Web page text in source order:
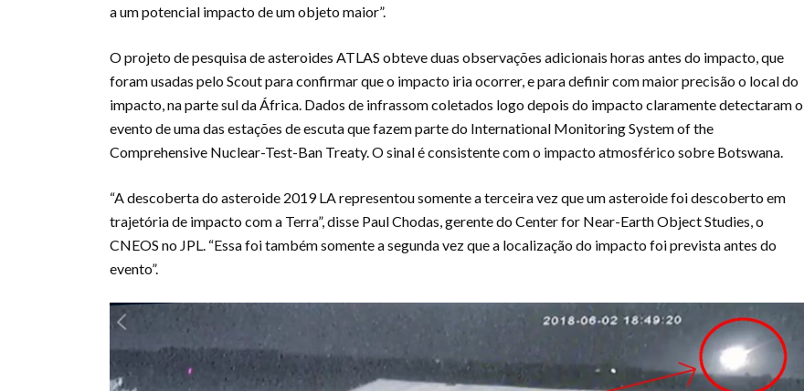
a um potencial impacto de um objeto maior”.
O projeto de pesquisa de asteroides ATLAS obteve duas observações adicionais horas antes do impacto, que
foram usadas pelo Scout para confirmar que o impacto iria ocorrer, e para definir com maior precisão o local do
impacto, na parte sul da África. Dados de infrassom coletados logo depois do impacto claramente detectaram o
evento de uma das estações de escuta que fazem parte do International Monitoring System of the
Comprehensive Nuclear-Test-Ban Treaty. O sinal é consistente com o impacto atmosférico sobre Botswana.
“A descoberta do asteroide 2019 LA representou somente a terceira vez que um asteroide foi descoberto em
trajetória de impacto com a Terra”, disse Paul Chodas, gerente do Center for Near-Earth Object Studies, o
CNEOS no JPL. “Essa foi também somente a segunda vez que a localização do impacto foi prevista antes do
evento”.